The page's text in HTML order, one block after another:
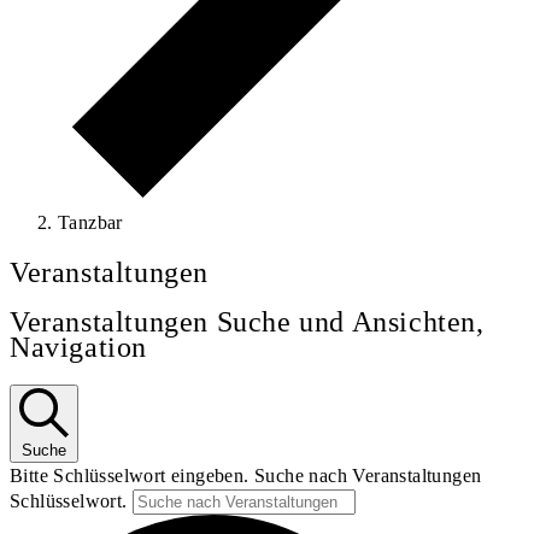
Tanzbar
Veranstaltungen
Veranstaltungen Suche und Ansichten,
Navigation
Suche
Bitte Schlüsselwort eingeben. Suche nach Veranstaltungen
Schlüsselwort.